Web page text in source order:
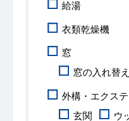
給湯
衣類乾燥機
窓
窓の入れ替え
外構・エクス
玄関
ウ